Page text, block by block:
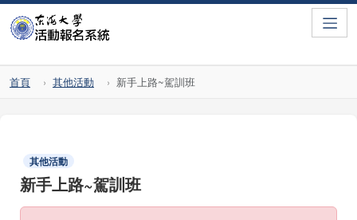
首頁 其他活動 新手上路~駕訓班
其他活動
新手上路~駕訓班